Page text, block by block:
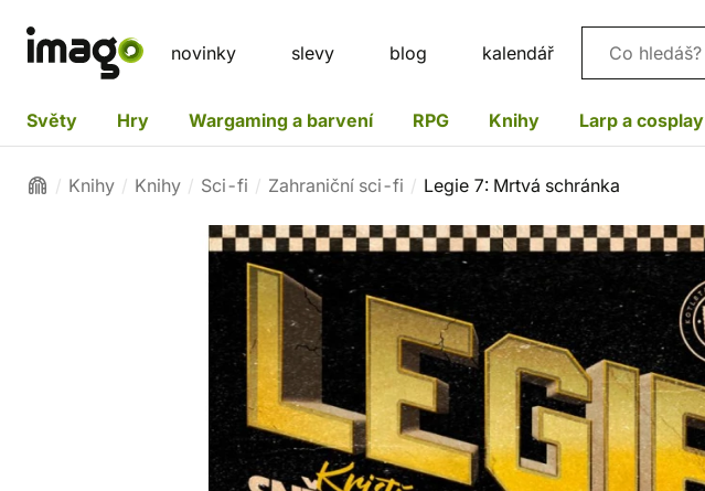
novinky slevy blog kalendář Vyhledávání
Světy Hry Wargaming a barvení RPG Knihy Larp a cosplay
Knihy Knihy Sci-fi Zahraniční sci-fi Legie 7: Mrtvá schránka